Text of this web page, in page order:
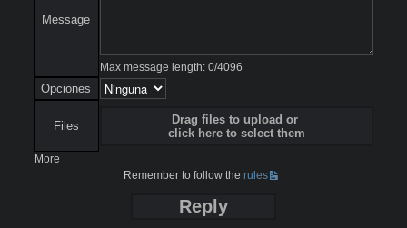
Message
Max message length: 0/4096
Opciones
Files
Drag files to upload or
click here to select them
More
Remember to follow therules
Reply